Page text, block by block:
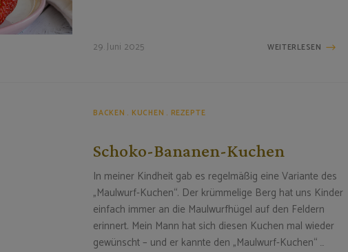
29. Juni 2025 WEITERLESEN
BACKEN KUCHEN REZEPTE
Schoko-Bananen-Kuchen
In meiner Kindheit gab es regelmäßig eine Variante des
„Maulwurf-Kuchen“. Der krümmelige Berg hat uns Kinder
einfach immer an die Maulwurfhügel auf den Feldern
erinnert. Mein Mann hat sich diesen Kuchen mal wieder
gewünscht – und er kannte den „Maulwurf-Kuchen“ …